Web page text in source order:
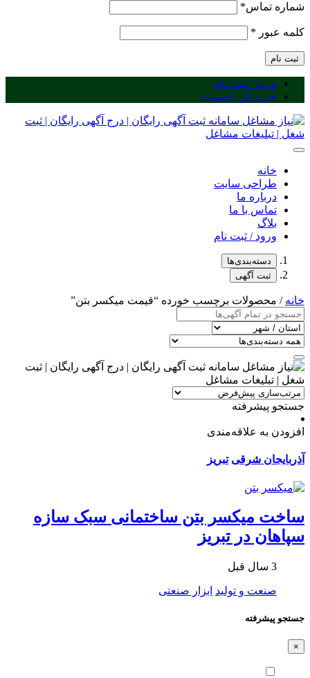
شماره تماس*
کلمه عبور *
ثبت نام
ورود / ثبت نام
خرید پلن عضویت
خانه
طراحی سایت
درباره ما
تماس با ما
بلاگ
ورود / ثبت نام
دسته‌بندی‌ها
ثبت آگهی
خانه / محصولات برچسب خورده “قیمت میکسر بتن”
جستجو پیشرفته
افزودن به علاقه‌مندی
آذربایجان شرقی تبریز
ساخت میکسر بتن ساختمانی سبک سازه
سپاهان در تبریز
3 سال قبل
صنعت و تولید ابزار صنعتی
جستجو پیشرفته
×